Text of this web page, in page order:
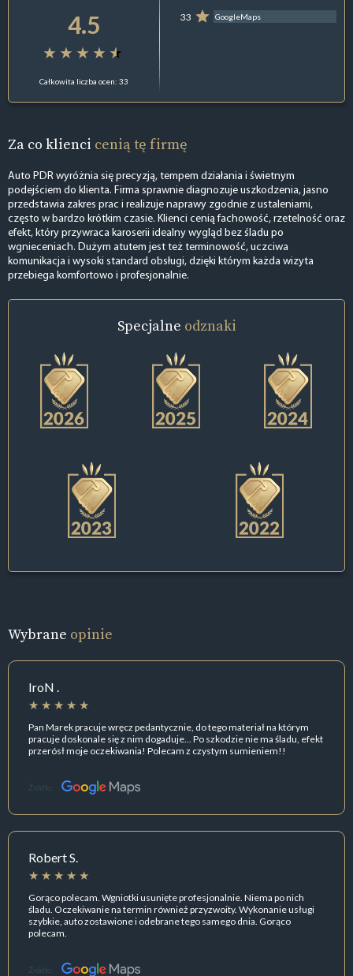
4.5
Całkowita liczba ocen: 33
33 GoogleMaps
Za co klienci cenią tę firmę
Auto PDR wyróżnia się precyzją, tempem działania i świetnym
podejściem do klienta. Firma sprawnie diagnozuje uszkodzenia, jasno
przedstawia zakres prac i realizuje naprawy zgodnie z ustaleniami,
często w bardzo krótkim czasie. Klienci cenią fachowość, rzetelność oraz
efekt, który przywraca karoserii idealny wygląd bez śladu po
wgnieceniach. Dużym atutem jest też terminowość, uczciwa
komunikacja i wysoki standard obsługi, dzięki którym każda wizyta
przebiega komfortowo i profesjonalnie.
Specjalne odznaki
Wybrane opinie
IroN .
Pan Marek pracuje wręcz pedantycznie, do tego materiał na którym
pracuje doskonale się z nim dogaduje... Po szkodzie nie ma śladu, efekt
przerósł moje oczekiwania! Polecam z czystym sumieniem!!
Źródło:
Robert S.
Gorąco polecam. Wgniotki usunięte profesjonalnie. Niema po nich
śladu. Oczekiwanie na termin również przyzwoity. Wykonanie usługi
szybkie, auto zostawione i odebrane tego samego dnia. Gorąco
polecam.
Źródło: